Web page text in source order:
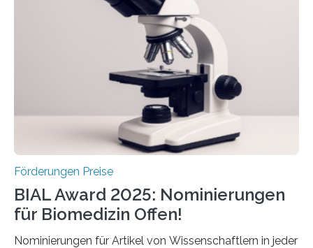
Betroffenen zu verbessern. Dazu schreibt sie auch in
diesem Jahr wieder deutschlandweit den Hentschel-
Preis aus. Er richtet sich gezielt an jüngere
Forscherinnen und Forscher unter 40 Jahren. Geehrt
werden soll eine herausragende Doktorarbeit oder eine
hochrangige wissenschaftliche Publikation zum Thema
Förderungen Preise
BIAL Award 2025: Nominierungen
für Biomedizin Offen!
Nominierungen für Artikel von Wissenschaftlern in jeder